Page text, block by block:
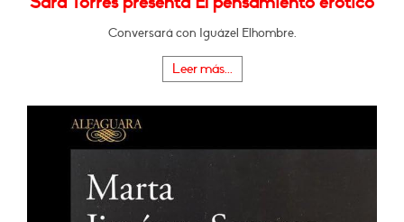
Conversará con Iguázel Elhombre.
Leer más...